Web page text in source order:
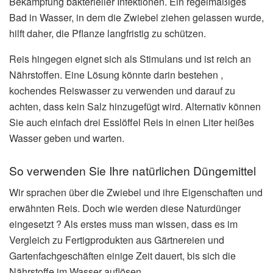
Bad in Wasser, in dem die Zwiebel ziehen gelassen wurde,
hilft daher, die Pflanze langfristig zu schützen.
Reis hingegen eignet sich als Stimulans und ist reich an
Nährstoffen. Eine Lösung könnte darin bestehen ,
kochendes Reiswasser zu verwenden und darauf zu
achten, dass kein Salz hinzugefügt wird. Alternativ können
Sie auch einfach drei Esslöffel Reis in einen Liter heißes
Wasser geben und warten.
So verwenden Sie Ihre natürlichen Düngemittel
Wir sprachen über die Zwiebel und ihre Eigenschaften und
erwähnten Reis. Doch wie werden diese Naturdünger
eingesetzt ? Als erstes muss man wissen, dass es im
Vergleich zu Fertigprodukten aus Gärtnereien und
Gartenfachgeschäften einige Zeit dauert, bis sich die